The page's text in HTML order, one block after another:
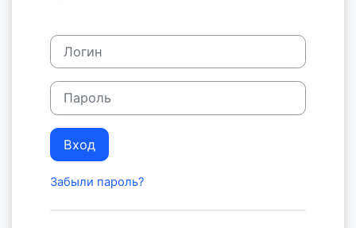
Логин
Пароль
Вход
Забыли пароль?